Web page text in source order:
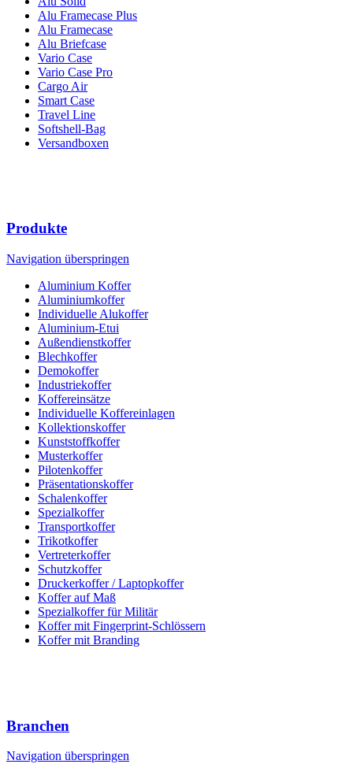
Alu Framecase Plus
Alu Framecase
Alu Briefcase
Vario Case
Vario Case Pro
Cargo Air
Smart Case
Travel Line
Softshell-Bag
Versandboxen
Produkte
Navigation überspringen
Aluminium Koffer
Aluminiumkoffer
Individuelle Alukoffer
Aluminium-Etui
Außendienstkoffer
Blechkoffer
Demokoffer
Industriekoffer
Koffereinsätze
Individuelle Koffereinlagen
Kollektionskoffer
Kunststoffkoffer
Musterkoffer
Pilotenkoffer
Präsentationskoffer
Schalenkoffer
Spezialkoffer
Transportkoffer
Trikotkoffer
Vertreterkoffer
Schutzkoffer
Druckerkoffer / Laptopkoffer
Koffer auf Maß
Spezialkoffer für Militär
Koffer mit Fingerprint-Schlössern
Koffer mit Branding
Branchen
Navigation überspringen